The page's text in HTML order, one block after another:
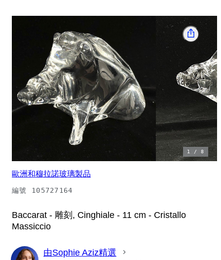
1 /8
歐洲和穆拉諾玻璃製品
編號 105727164
Baccarat - 雕刻, Cinghiale - 11 cm - Cristallo
Massiccio
由Sophie Aziz精選